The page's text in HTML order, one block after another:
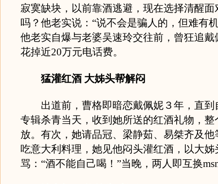
寂寞缺块，以前靠酒逃避，现在选择清醒面
吗？他老实说：“说不会是骗人的，但难有
他老实自爆与老婆吴速玲交往前，曾狂追戴
花掉近20万元电话费。
猛灌红酒 大姊头帮解闷
出道前，曹格即暗恋戴佩妮３年，直到
专辑杀青当天，收到她所送的红酒礼物，整
放。有次，她请品冠、梁静茹、易桀齐及他
吃意大利料理，她见他闷头灌红酒，以大姊
骂：“酒不能自己喝！”当晚，两人即互换